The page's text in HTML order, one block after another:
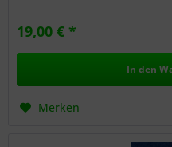
19,00 € *
In den
Merken